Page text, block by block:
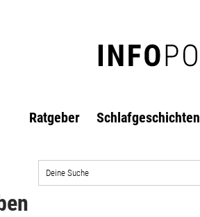
Ratgeber Schlafgeschichten
der